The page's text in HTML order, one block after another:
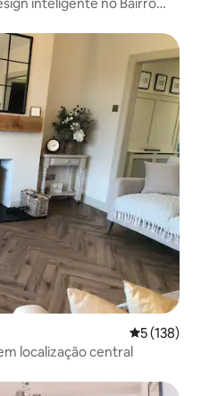
hóspedes
5 de uma
5 (138)
localização central